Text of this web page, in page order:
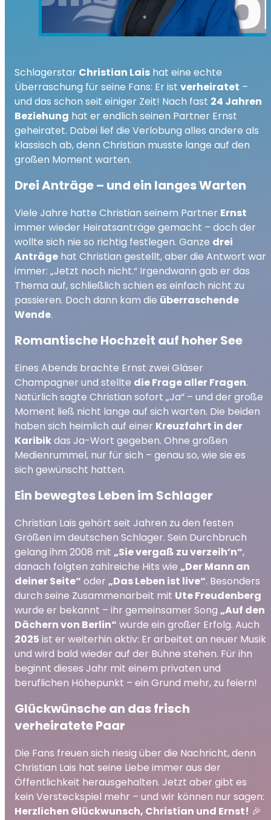
Schlagerstar Christian Lais hat eine echte
Überraschung für seine Fans: Er ist verheiratet –
und das schon seit einiger Zeit! Nach fast 24 Jahren
Beziehung hat er endlich seinen Partner Ernst
geheiratet. Dabei lief die Verlobung alles andere als
klassisch ab, denn Christian musste lange auf den
großen Moment warten.
Drei Anträge – und ein langes Warten
Viele Jahre hatte Christian seinem Partner Ernst
immer wieder Heiratsanträge gemacht – doch der
wollte sich nie so richtig festlegen. Ganze drei
Anträge hat Christian gestellt, aber die Antwort war
immer: „Jetzt noch nicht.“ Irgendwann gab er das
Thema auf, schließlich schien es einfach nicht zu
passieren. Doch dann kam die überraschende
Wende.
Romantische Hochzeit auf hoher See
Eines Abends brachte Ernst zwei Gläser
Champagner und stellte die Frage aller Fragen.
Natürlich sagte Christian sofort „Ja“ – und der große
Moment ließ nicht lange auf sich warten. Die beiden
haben sich heimlich auf einer Kreuzfahrt in der
Karibikdas Ja-Wort gegeben. Ohne großen
Medienrummel, nur für sich – genau so, wie sie es
sich gewünscht hatten.
Ein bewegtes Leben im Schlager
Christian Lais gehört seit Jahren zu den festen
Größen im deutschen Schlager. Sein Durchbruch
gelang ihm 2008 mit „Sie vergaß zu verzeih’n“,
danach folgten zahlreiche Hits wie „Der Mann an
deiner Seite“ oder „Das Leben ist live“. Besonders
durch seine Zusammenarbeit mit Ute Freudenberg
wurde er bekannt – ihr gemeinsamer Song „Auf den
Dächern von Berlin“ wurde ein großer Erfolg. Auch
2025 ist er weiterhin aktiv: Er arbeitet an neuer Musik
und wird bald wieder auf der Bühne stehen. Für ihn
beginnt dieses Jahr mit einem privaten und
beruflichen Höhepunkt – ein Grund mehr, zu feiern!
Glückwünsche an das frisch
verheiratete Paar
Die Fans freuen sich riesig über die Nachricht, denn
Christian Lais hat seine Liebe immer aus der
Öffentlichkeit herausgehalten. Jetzt aber gibt es
kein Versteckspiel mehr – und wir können nur sagen:
Herzlichen Glückwunsch, Christian und Ernst! 🎉